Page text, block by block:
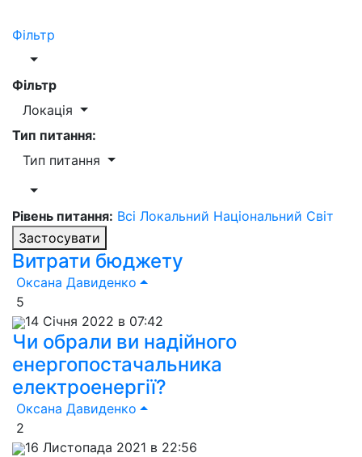
Фільтр
Фільтр
Локація
Тип питання:
Тип питання
Рівень питання: Всі Локальний Національний Світ
Застосувати
Витрати бюджету
Оксана Давиденко
5
14 Січня 2022 в 07:42
Чи обрали ви надійного
енергопостачальника
електроенергії?
Оксана Давиденко
2
16 Листопада 2021 в 22:56